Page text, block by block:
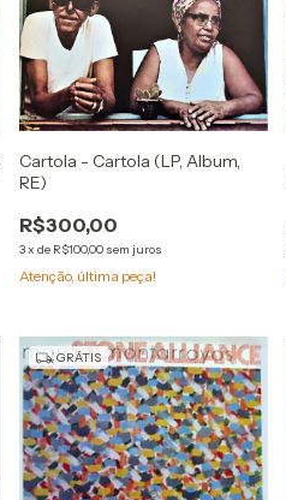
Cartola - Cartola (LP, Album,
RE)
R$300,00
3xde R$100,00 sem juros
Atenção, última peça!
GRÁTIS